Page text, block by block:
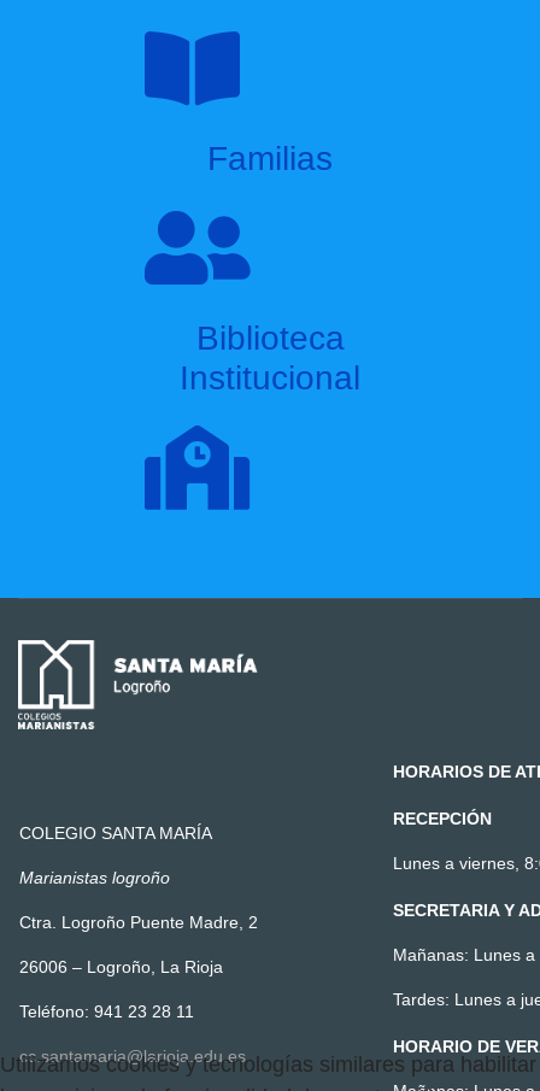
Familias
Biblioteca
Institucional
COLEGIO SANTA MARÍA
Marianistas logroño
Ctra. Logroño Puente Madre, 2
26006 – Logroño, La Rioja
Teléfono: 941 23 28 11
cc.santamaria@larioja.edu.es
HORARIOS DE
RECEPCIÓN
Lunes a viernes,
SECRETARIA Y
Mañanas: Lunes
Tardes: Lunes a
HORARIO DE
Utilizamos cookies y tecnologías similares para habilitar